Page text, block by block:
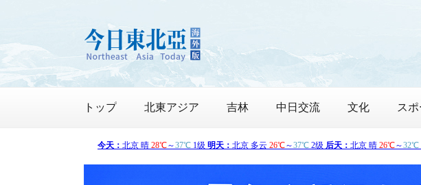
トップ 北東アジア 吉林 中日交流 文化 ス